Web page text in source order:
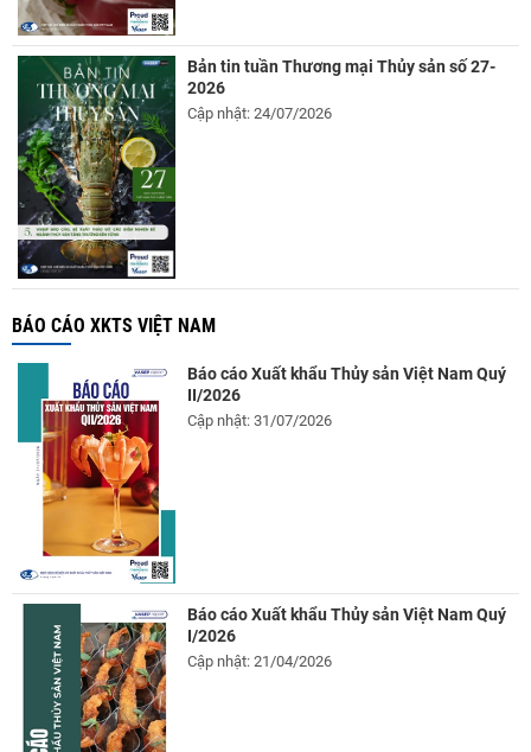
Bản tin tuần Thương mại Thủy sản số 27-
2026
Cập nhật: 24/07/2026
BÁO CÁO XKTS VIỆT NAM
Báo cáo Xuất khẩu Thủy sản Việt Nam Quý
II/2026
Cập nhật: 31/07/2026
Báo cáo Xuất khẩu Thủy sản Việt Nam Quý
I/2026
Cập nhật: 21/04/2026